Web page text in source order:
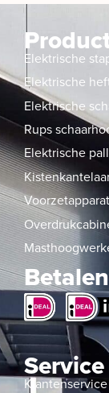
Elektrische
Elektrische
Elektrische
Rups
Elektrische
Klantenservice